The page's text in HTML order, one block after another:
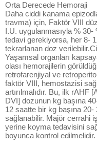
Orta Derecede Hemoraji
Daha ciddi kanama
travma) için, Faktör VIII
I.U. uygulanmasıyla % 30-
tedavi gerekiyorsa, her 8-
tekrarlanan doz
Yaşamsal organları
olası hemorajilerin
retrofarenjiyal ve
faktör VIII, hemostazisi
artırılmalıdır. Bu, ilk
DVI] dozunun kg başına
12 saatte bir kg başına
sağlanabilir. Majör cerrahi
yerine koyma tedavisini
boyunca kontrol edilmelidir.